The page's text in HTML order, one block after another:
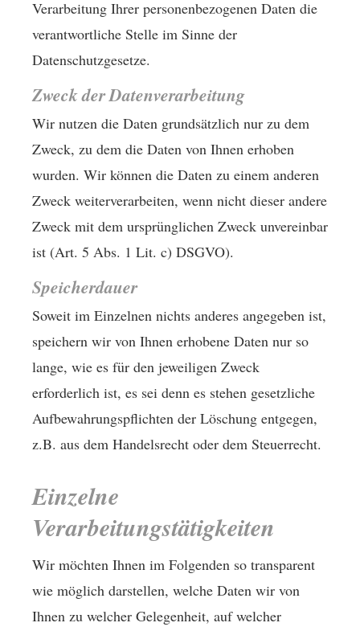
Verarbeitung Ihrer personenbezogenen Daten die
verantwortliche Stelle im Sinne der
Datenschutzgesetze.
Zweck der Datenverarbeitung
Wir nutzen die Daten grundsätzlich nur zu dem
Zweck, zu dem die Daten von Ihnen erhoben
wurden. Wir können die Daten zu einem anderen
Zweck weiterverarbeiten, wenn nicht dieser andere
Zweck mit dem ursprünglichen Zweck unvereinbar
ist (Art. 5 Abs. 1 Lit. c) DSGVO).
Speicherdauer
Soweit im Einzelnen nichts anderes angegeben ist,
speichern wir von Ihnen erhobene Daten nur so
lange, wie es für den jeweiligen Zweck
erforderlich ist, es sei denn es stehen gesetzliche
Aufbewahrungspflichten der Löschung entgegen,
z.B. aus dem Handelsrecht oder dem Steuerrecht.
Einzelne
Verarbeitungstätigkeiten
Wir möchten Ihnen im Folgenden so transparent
wie möglich darstellen, welche Daten wir von
Ihnen zu welcher Gelegenheit, auf welcher